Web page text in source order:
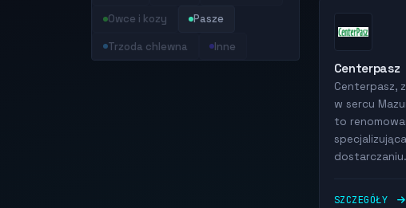
Owce i kozy Pasze
Trzoda chlewna Inne
Centerpasz
Centerpasz,
w sercu
to
SZCZEGÓŁY